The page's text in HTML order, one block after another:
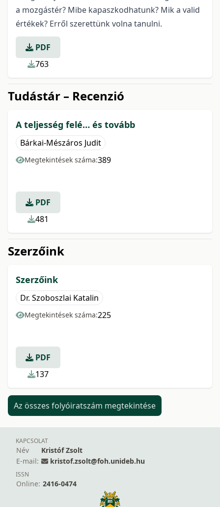
a mozgástér? Mibe kapaszkodhatunk? Mik a valid
értékek? Erről szerettünk volna tanulni.
PDF
763
Tudástár – Recenzió
A teljesség felé… és tovább
Bárkai-Mészáros Judit
Megtekintések száma:389
PDF
481
Szerzőink
Szerzőink
Dr. Szoboszlai Katalin
Megtekintések száma:225
PDF
137
Az összes folyóiratszám megtekintése
KAPCSOLAT
Név
Kristóf Zsolt
E-mail:
kristof.zsolt@foh.unideb.hu
ISSN
Online: 2416-0474